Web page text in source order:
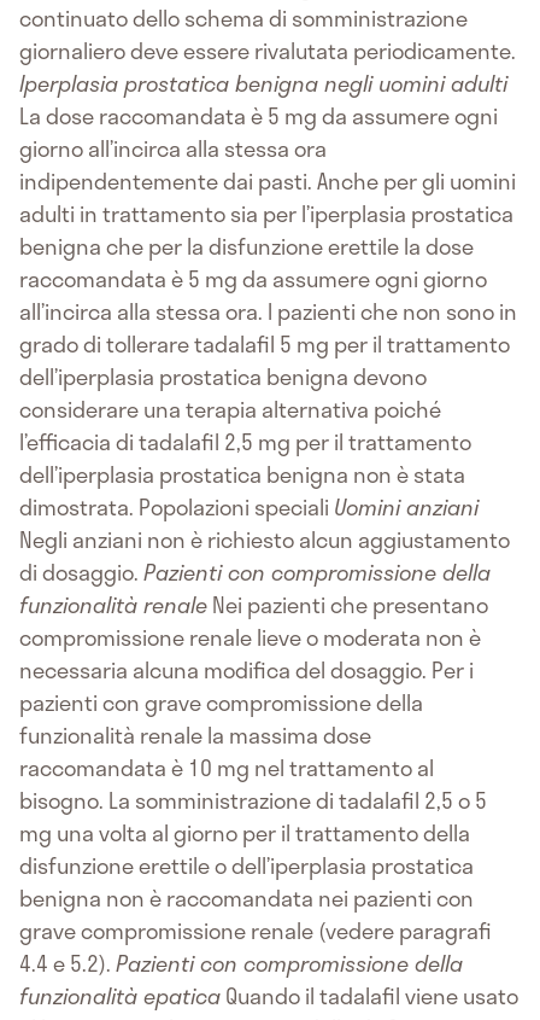
continuato dello schema di somministrazione
giornaliero deve essere rivalutata periodicamente.
Iperplasia prostatica benigna negli uomini adulti
La dose raccomandata è 5 mg da assumere ogni
giorno all’incirca alla stessa ora
indipendentemente dai pasti. Anche per gli uomini
adulti in trattamento sia per l’iperplasia prostatica
benigna che per la disfunzione erettile la dose
raccomandata è 5 mg da assumere ogni giorno
all’incirca alla stessa ora. I pazienti che non sono in
grado di tollerare tadalafil 5 mg per il trattamento
dell’iperplasia prostatica benigna devono
considerare una terapia alternativa poiché
l’efficacia di tadalafil 2,5 mg per il trattamento
dell’iperplasia prostatica benigna non è stata
dimostrata. Popolazioni speciali Uomini anziani
Negli anziani non è richiesto alcun aggiustamento
di dosaggio.Pazienti con compromissione della
funzionalità renaleNei pazienti che presentano
compromissione renale lieve o moderata non è
necessaria alcuna modifica del dosaggio. Per i
pazienti con grave compromissione della
funzionalità renale la massima dose
raccomandata è 10 mg nel trattamento al
bisogno. La somministrazione di tadalafil 2,5 o 5
mg una volta al giorno per il trattamento della
disfunzione erettile o dell’iperplasia prostatica
benigna non è raccomandata nei pazienti con
grave compromissione renale (vedere paragrafi
4.4 e 5.2).Pazienti con compromissione della
funzionalità epaticaQuando il tadalafil viene usato